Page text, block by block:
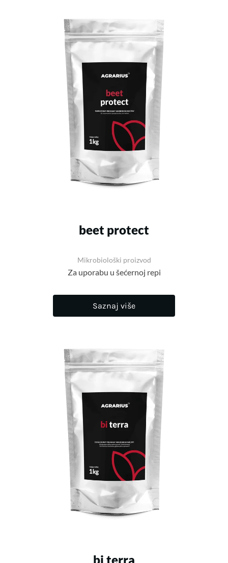
beet protect
Mikrobiološki proizvod
Za uporabu u šećernoj repi
Saznaj više
bi terra